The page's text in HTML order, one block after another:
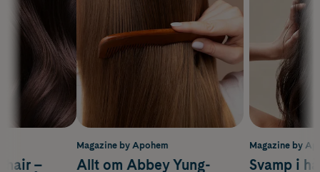
Magazine by
Svamp i
hair –
Magazine by Apohem
Allt om Abbey Yung-